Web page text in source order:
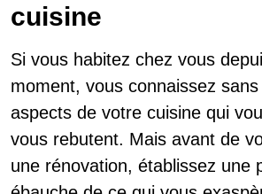
cuisine
Si vous habitez chez vous
moment, vous connaissez
aspects de votre cuisine qui
vous rebutent. Mais avant de
une rénovation, établissez une